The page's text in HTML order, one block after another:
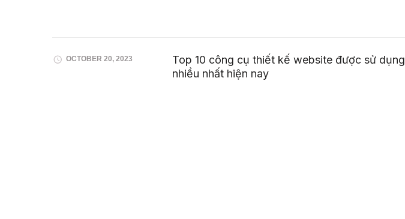
OCTOBER 20, 2023
Top 10 công cụ thiết kế website được sử dụng
nhiều nhất hiện nay